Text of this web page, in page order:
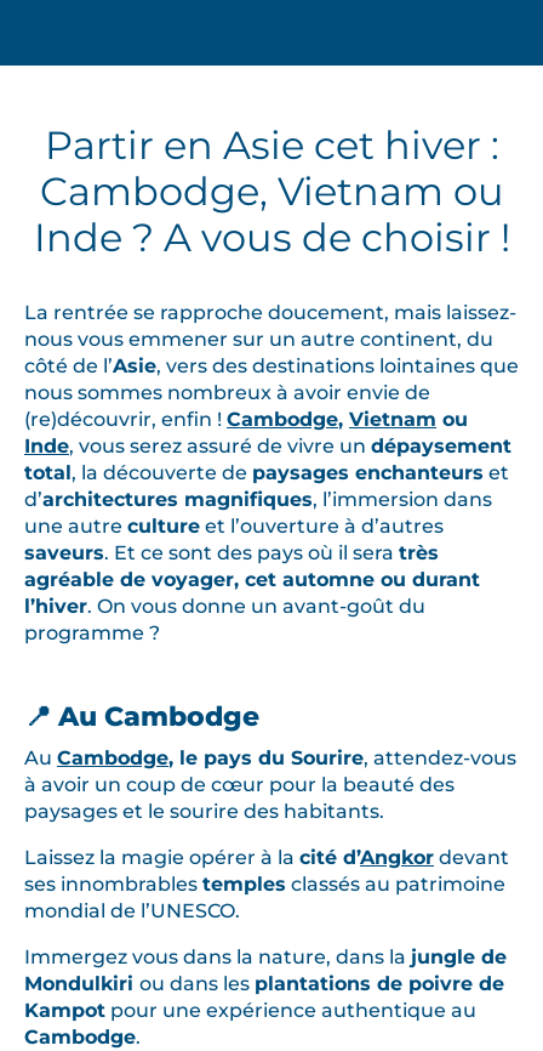
Partir en Asie cet hiver :
Cambodge, Vietnam ou
Inde ? A vous de choisir !
La rentrée se rapproche doucement, mais laissez-
nous vous emmener sur un autre continent, du
côté de l’Asie, vers des destinations lointaines que
nous sommes nombreux à avoir envie de
(re)découvrir, enfin ! Cambodge, Vietnam ou
Inde, vous serez assuré de vivre un dépaysement
total, la découverte de paysages enchanteurs et
d’architectures magnifiques, l’immersion dans
une autre culture et l’ouverture à d’autres
saveurs. Et ce sont des pays où il sera très
agréable de voyager, cet automne ou durant
l’hiver. On vous donne un avant-goût du
programme ?
📍 Au Cambodge
Au Cambodge, le pays du Sourire, attendez-vous
à avoir un coup de cœur pour la beauté des
paysages et le sourire des habitants.
Laissez la magie opérer à la cité d’Angkor devant
ses innombrables temples classés au patrimoine
mondial de l’UNESCO.
Immergez vous dans la nature, dans la jungle de
Mondulkiri ou dans les plantations de poivre de
Kampot pour une expérience authentique au
Cambodge.